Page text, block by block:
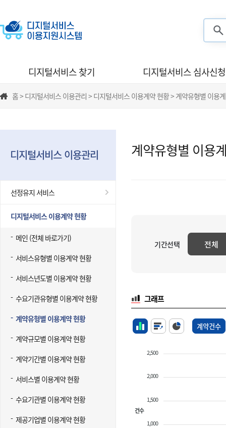
디지털서비스 찾기 디지털서비스 심사신청
홈 > 디지털서비스 이용관리 > 디지털서비스 이용계약 현황 > 계약유형별 이용
디지털서비스 이용관리
선정유지 서비스
디지털서비스 이용계약 현황
메인 (전체 바로가기)
서비스유형별 이용계약 현황
서비스년도별 이용계약 현황
수요기관유형별 이용계약 현황
계약유형별 이용계약 현황
계약규모별 이용계약 현황
계약기간별 이용계약 현황
서비스별 이용계약 현황
수요기관별 이용계약 현황
제공기업별 이용계약 현황
계약유형별 이용
기간선택 전체
그래프
계약건수
2,500
2,000
1,500
1,000
건수